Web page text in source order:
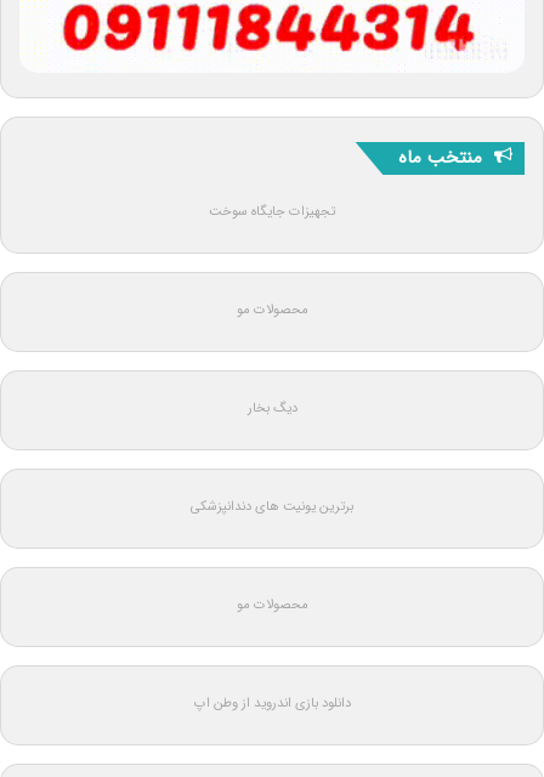
منتخب ماه
تجهیزات جایگاه سوخت
محصولات مو
دیگ بخار
برترین یونیت های دندانپزشکی
محصولات مو
دانلود بازی اندروید از وطن اپ